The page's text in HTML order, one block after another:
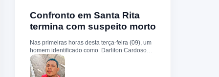
Confronto em Santa Rita
termina com suspeito morto
Nas primeiras horas desta terça-feira (09), um
homem identificado como Darliton Cardoso
Pereira morreu após confronto com a Polícia
Militar no povoado Timbotiba, zona rural de
Santa Rita. De acordo com a PM, os policiais